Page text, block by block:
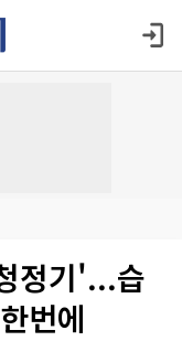
정기'...습
번에